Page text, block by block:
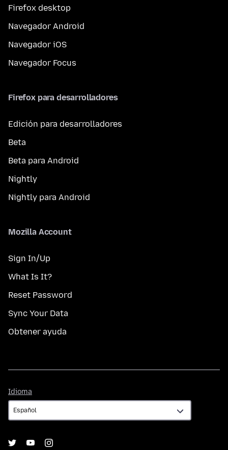
Firefox desktop
Navegador Android
Navegador iOS
Navegador Focus
Firefox para desarrolladores
Edición para desarrolladores
Beta
Beta para Android
Nightly
Nightly para Android
Mozilla Account
Sign In/Up
What Is It?
Reset Password
Sync Your Data
Obtener ayuda
Idioma